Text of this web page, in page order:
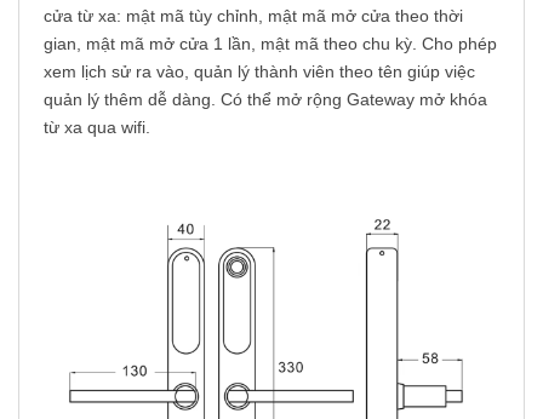
cửa từ xa: mật mã tùy chỉnh, mật mã mở cửa theo thời
gian, mật mã mở cửa 1 lần, mật mã theo chu kỳ. Cho phép
xem lịch sử ra vào, quản lý thành viên theo tên giúp việc
quản lý thêm dễ dàng. Có thể mở rộng Gateway mở khóa
từ xa qua wifi.